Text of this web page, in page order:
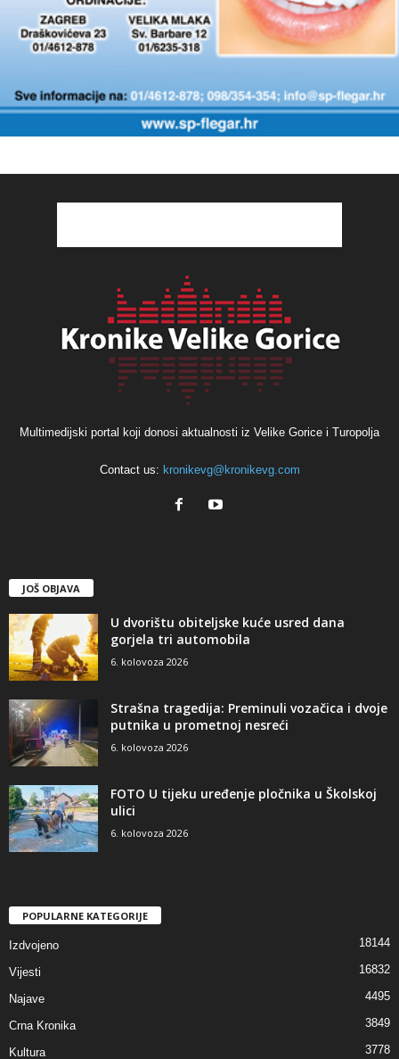
Multimedijski portal koji donosi aktualnosti iz Velike Gorice i Turopolja
Contact us: kronikevg@kronikevg.com
JOŠ OBJAVA
U dvorištu obiteljske kuće usred dana
gorjela tri automobila
6. kolovoza 2026
Strašna tragedija: Preminuli vozačica i dvoje
putnika u prometnoj nesreći
6. kolovoza 2026
FOTO U tijeku uređenje pločnika u Školskoj
ulici
6. kolovoza 2026
POPULARNE KATEGORIJE
Izdvojeno 18144
Vijesti 16832
Najave 4495
Crna Kronika 3849
Kultura 3778